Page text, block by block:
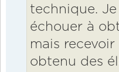
technique.
échouer à
mais
obtenu des